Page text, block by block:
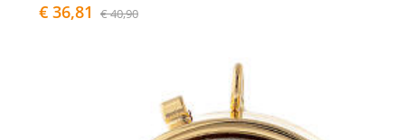
€ 36,81 € 40,90